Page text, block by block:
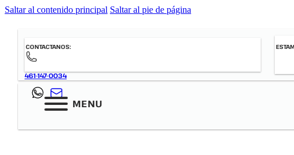
Saltar al contenido principal Saltar al pie de página
CONTACTANOS:
461-147-0034
MENU